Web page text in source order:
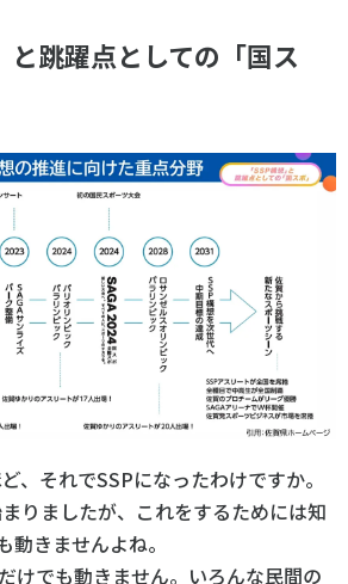
跳躍点としての「国ス
、それでSSPになったわけですか。
りましたが、これをするためには知
動きませんよね。
けでも動きません。いろんな民間の